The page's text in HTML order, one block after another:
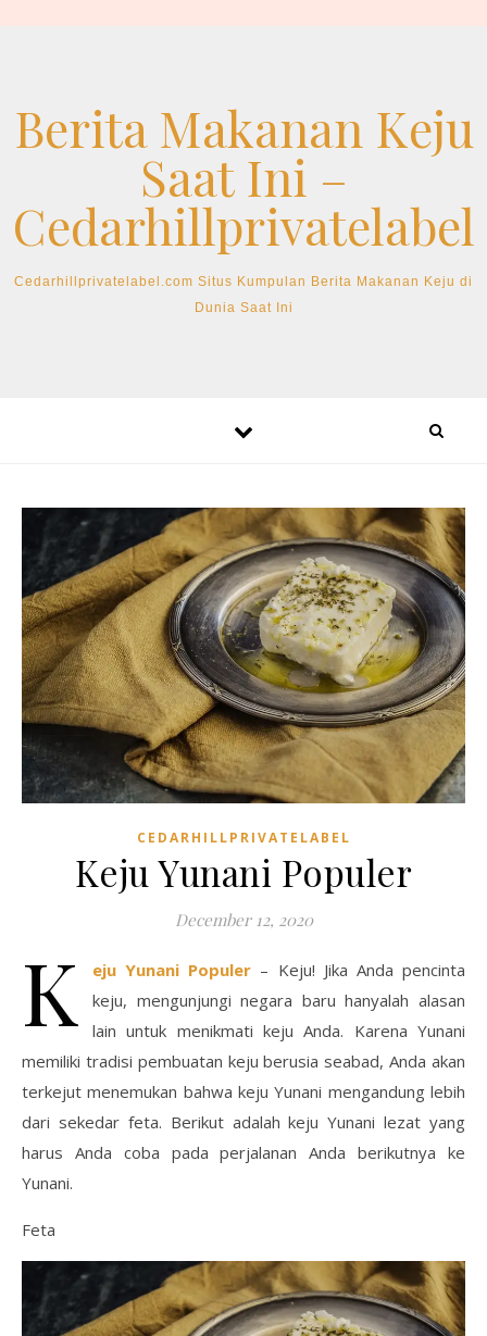
Berita Makanan Keju
Saat Ini –
Cedarhillprivatelabel
Cedarhillprivatelabel.com Situs Kumpulan Berita Makanan Keju di
Dunia Saat Ini
CEDARHILLPRIVATELABEL
Keju Yunani Populer
December 12, 2020
K eju Yunani Populer – Keju! Jika Anda pencinta
keju, mengunjungi negara baru hanyalah alasan
lain untuk menikmati keju Anda. Karena Yunani
memiliki tradisi pembuatan keju berusia seabad, Anda akan
terkejut menemukan bahwa keju Yunani mengandung lebih
dari sekedar feta. Berikut adalah keju Yunani lezat yang
harus Anda coba pada perjalanan Anda berikutnya ke
Yunani.
Feta